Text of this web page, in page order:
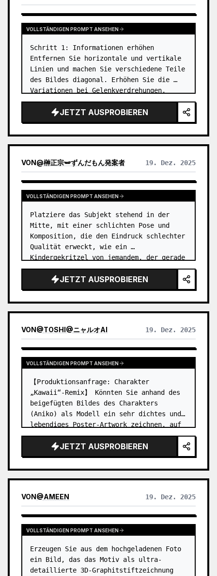
VOLLSTÄNDIGEN PROMPT ANSEHEN
Schritt 1: Informationen erhöhen
Entfernen Sie horizontale und vertikale
Linien und machen Sie verschiedene Teile
des Bildes diagonal. Erhöhen Sie die
Variationen bei Gelenkverdrehungen,
Komposition, Posen, Kameraneigung usw. …
JETZT AUSPROBIEREN
VON@榊正宗🫛ずんだもん発案者 19. Dez. 2025
VOLLSTÄNDIGEN PROMPT ANSEHEN
Platziere das Subjekt stehend in der
Mitte, mit einer schlichten Pose und
Komposition, die den Eindruck schlechter
Qualität erweckt, wie ein
Kindergekritzel von jemandem, der gerade
erst mit dem Zeichnen begonnen hat. Der
Stil sollte eine handgezeichnete, farb…
JETZT AUSPROBIEREN
VON@TOSHI@ニャルオAI 19. Dez. 2025
VOLLSTÄNDIGEN PROMPT ANSEHEN
【Produktionsanfrage: Charakter
„Kawaii“-Remix】 Könnten Sie anhand des
beigefügten Bildes des Charakters
(Aniko) als Modell ein sehr dichtes und
lebendiges Poster-Artwork zeichnen, auf
dem sie zu einer Harajuku-Modeikone
geworden ist? 【Ableitbare Punkte】
Outfit…
JETZT AUSPROBIEREN
VON@AMEEN 19. Dez. 2025
VOLLSTÄNDIGEN PROMPT ANSEHEN
Erzeugen Sie aus dem hochgeladenen Foto
ein Bild, das das Motiv als ultra-
detaillierte 3D-Graphitstiftzeichnung